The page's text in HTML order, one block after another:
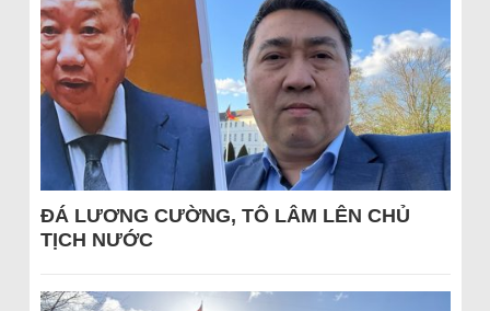
ĐÁ LƯƠNG CƯỜNG, TÔ LÂM LÊN CHỦ
TỊCH NƯỚC